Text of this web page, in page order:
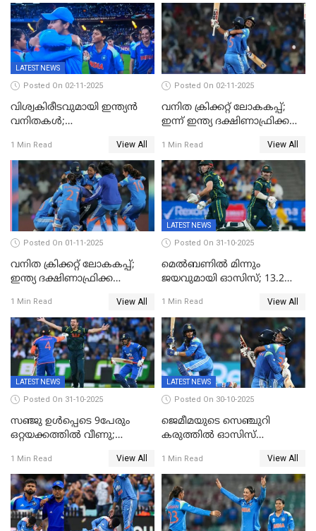
കൂറ്റൻ ലീഡ്
LATEST NEWS
Posted On 02-11-2025
വിശ്വകിരീടവുമായി ഇന്ത്യൻ
വനിതകൾ;
ഇന്ത്യയ്ക്ക് വനിതാ ക്രിക്കറ്റ്
ലോകകപ്പ്
1 Min Read View All
Posted On 02-11-2025
വനിത ക്രിക്കറ്റ് ലോകകപ്പ്;
ഇന്ന് ഇന്ത്യ ദക്ഷിണാഫ്രിക്ക
1 Min Read View All
Posted On 01-11-2025
വനിത ക്രിക്കറ്റ് ലോകകപ്പ്;
ഇന്ത്യ ദക്ഷിണാഫ്രിക്ക
1 Min Read View All
LATEST NEWS
Posted On 31-10-2025
മെൽബണിൽ മിന്നും
ജയവുമായി ഓസിസ്; 13.2
പരമ്പരയിൽ ലീഡ്
1 Min Read View All
LATEST NEWS
Posted On 31-10-2025
സഞ്ജു ഉൾപ്പെടെ 9പേരും
ഒറ്റയക്കത്തിൽ വീണു;
ഹര്‍ഷിതും മാത്രം;
മെല്‍ബണില്‍
ഇന്ത്യയ്‌ക്കെതിരെ ഓസീസ്
ലക്ഷ്യം 126 റണ്‍സ്
1 Min Read View All
LATEST NEWS
Posted On 30-10-2025
ജെമീമയുടെ സെഞ്ചുറി
കരുത്തിൽ ഓസിസ്
തകർന്നു; അഞ്ച് വിക്കറ്റ്
ജയവുമായി ഇന്ത്യൻ
വനിതകൾ ലോകകപ്പ്
കലാശപ്പോരിന്
1 Min Read View All